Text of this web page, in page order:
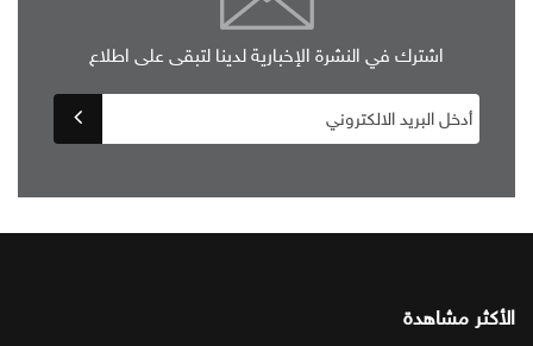
اشترك في النشرة الإخبارية لدينا لتبقى على اطلاع
الأكثر مشاهدة